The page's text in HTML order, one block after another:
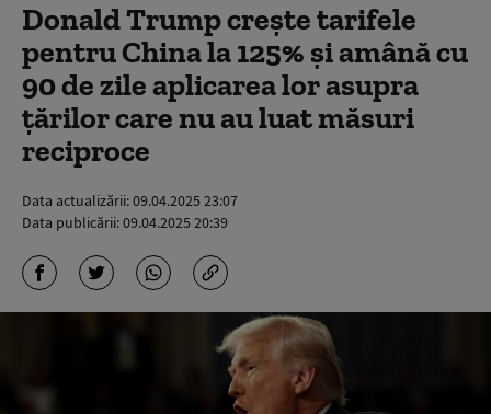
Donald Trump crește tarifele
pentru China la 125% și amână cu
90 de zile aplicarea lor asupra
țărilor care nu au luat măsuri
reciproce
Data actualizării:09.04.2025 23:07
Data publicării:09.04.2025 20:39